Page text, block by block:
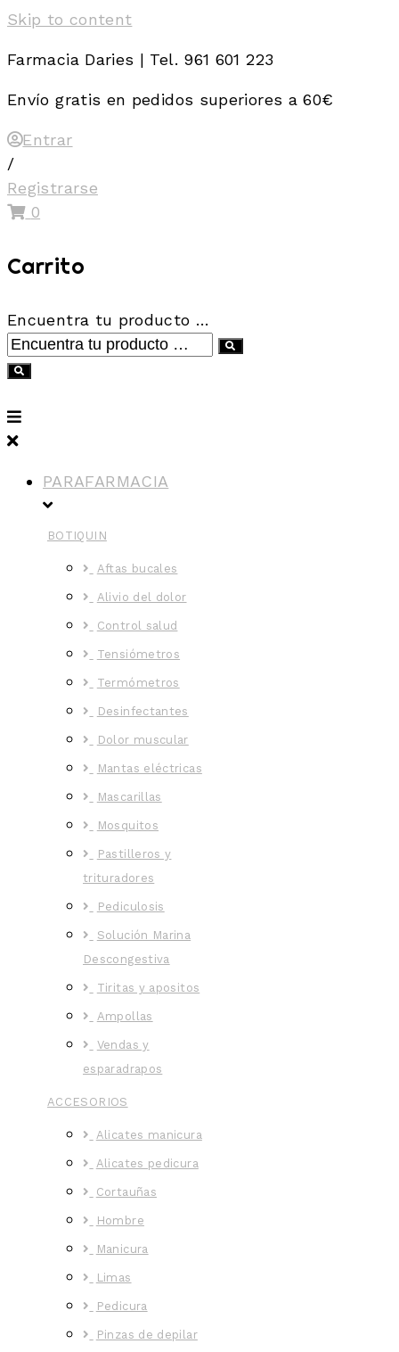
Skip to content
Farmacia Daries | Tel. 961 601 223
Envío gratis en pedidos superiores a 60€
Entrar
/
Registrarse
0
Carrito
Encuentra tu producto …
PARAFARMACIA
BOTIQUIN
Aftas bucales
Alivio del dolor
Control salud
Tensiómetros
Termómetros
Desinfectantes
Dolor muscular
Mantas eléctricas
Mascarillas
Mosquitos
Pastilleros y
trituradores
Pediculosis
Solución Marina
Descongestiva
Tiritas y apositos
Ampollas
Vendas y
esparadrapos
ACCESORIOS
Alicates manicura
Alicates pedicura
Cortauñas
Hombre
Manicura
Limas
Pedicura
Pinzas de depilar